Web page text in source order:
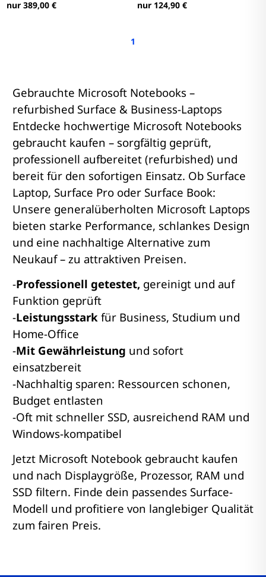
nur 389,00 € nur 124,90 €
1
Gebrauchte Microsoft Notebooks –
refurbished Surface & Business-Laptops
Entdecke hochwertige Microsoft Notebooks
gebraucht kaufen – sorgfältig geprüft,
professionell aufbereitet (refurbished) und
bereit für den sofortigen Einsatz. Ob Surface
Laptop, Surface Pro oder Surface Book:
Unsere generalüberholten Microsoft Laptops
bieten starke Performance, schlankes Design
und eine nachhaltige Alternative zum
Neukauf – zu attraktiven Preisen.
-Professionell getestet, gereinigt und auf
Funktion geprüft
-Leistungsstark für Business, Studium und
Home-Office
-Mit Gewährleistung und sofort
einsatzbereit
-Nachhaltig sparen: Ressourcen schonen,
Budget entlasten
-Oft mit schneller SSD, ausreichend RAM und
Windows-kompatibel
Jetzt Microsoft Notebook gebraucht kaufen
und nach Displaygröße, Prozessor, RAM und
SSD filtern. Finde dein passendes Surface-
Modell und profitiere von langlebiger Qualität
zum fairen Preis.